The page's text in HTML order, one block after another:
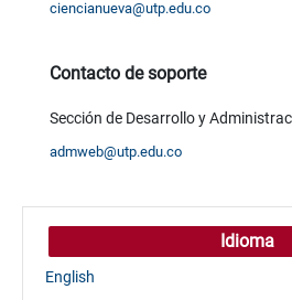
ciencianueva@utp.edu.co
Contacto de soporte
Sección de Desarrollo y
admweb@utp.edu.co
Idioma
English